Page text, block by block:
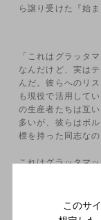
ら譲り受けた『始
「これはグラッタ
なんだけど、実は
んだ。彼らへのリ
も現役で活用して
の生産者たちは互
多いが、彼らはボ
標を持った同志なの
これはグラッタマ
くなるよう好意的
（ファーストヴィ
このサ